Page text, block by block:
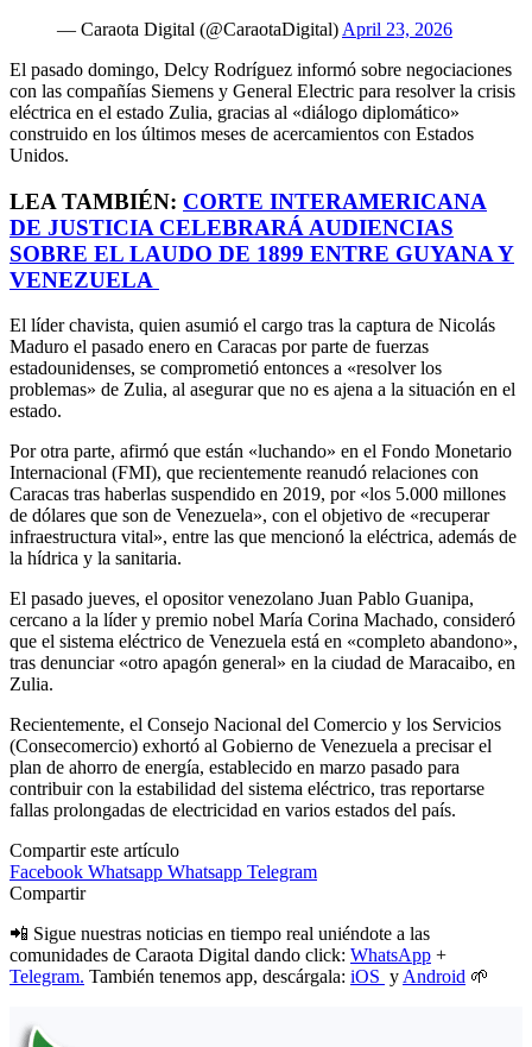
— Caraota Digital (@CaraotaDigital) April 23, 2026
El pasado domingo, Delcy Rodríguez informó sobre negociaciones
con las compañías Siemens y General Electric para resolver la crisis
eléctrica en el estado Zulia, gracias al «diálogo diplomático»
construido en los últimos meses de acercamientos con Estados
Unidos.
LEA TAMBIÉN: CORTE INTERAMERICANA
DE JUSTICIA CELEBRARÁ AUDIENCIAS
SOBRE EL LAUDO DE 1899 ENTRE GUYANA Y
VENEZUELA
El líder chavista, quien asumió el cargo tras la captura de Nicolás
Maduro el pasado enero en Caracas por parte de fuerzas
estadounidenses, se comprometió entonces a «resolver los
problemas» de Zulia, al asegurar que no es ajena a la situación en el
estado.
Por otra parte, afirmó que están «luchando» en el Fondo Monetario
Internacional (FMI), que recientemente reanudó relaciones con
Caracas tras haberlas suspendido en 2019, por «los 5.000 millones
de dólares que son de Venezuela», con el objetivo de «recuperar
infraestructura vital», entre las que mencionó la eléctrica, además de
la hídrica y la sanitaria.
El pasado jueves, el opositor venezolano Juan Pablo Guanipa,
cercano a la líder y premio nobel María Corina Machado, consideró
que el sistema eléctrico de Venezuela está en «completo abandono»,
tras denunciar «otro apagón general» en la ciudad de Maracaibo, en
Zulia.
Recientemente, el Consejo Nacional del Comercio y los Servicios
(Consecomercio) exhortó al Gobierno de Venezuela a precisar el
plan de ahorro de energía, establecido en marzo pasado para
contribuir con la estabilidad del sistema eléctrico, tras reportarse
fallas prolongadas de electricidad en varios estados del país.
Compartir este artículo
Facebook Whatsapp Whatsapp Telegram
Compartir
📲 Sigue nuestras noticias en tiempo real uniéndote a las
comunidades de Caraota Digital dando click: WhatsApp +
Telegram. También tenemos app, descárgala: iOS y Android 🌱